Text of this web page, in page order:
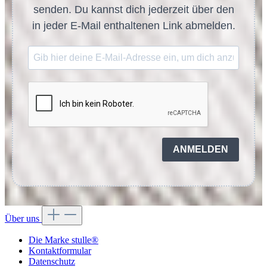
senden. Du kannst dich jederzeit über den
in jeder E-Mail enthaltenen Link abmelden.
ANMELDEN
Über uns
Die Marke stulle®
Kontaktformular
Datenschutz